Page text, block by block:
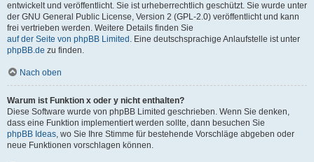
entwickelt und veröffentlicht. Sie ist urheberrechtlich geschützt. Sie wurde unter
der GNU General Public License, Version 2 (GPL-2.0) veröffentlicht und kann
frei vertrieben werden. Weitere Details finden Sie
auf der Seite von phpBB Limited . Eine deutschsprachige Anlaufstelle ist unter
phpBB.de zu finden.
Nach oben
Warum ist Funktion x oder y nicht enthalten?
Diese Software wurde von phpBB Limited geschrieben. Wenn Sie denken,
dass eine Funktion implementiert werden sollte, dann besuchen Sie
phpBB Ideas, wo Sie Ihre Stimme für bestehende Vorschläge abgeben oder
neue Funktionen vorschlagen können.